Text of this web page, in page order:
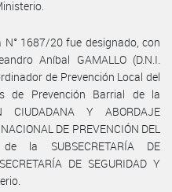
1687/20 fue designado, con
Aníbal GAMALLO (D.N.I.
de Prevención Local del
de Prevención Barrial de la
CIUDADANA Y ABORDAJE
DE PREVENCIÓN DEL
la SUBSECRETARÍA DE
DE SEGURIDAD Y